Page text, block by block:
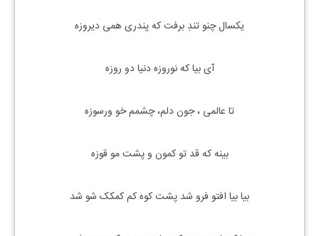
یکسال چنو تندِ برفت که پندری همی دیروزه
آی بیا که نوروزه دنیا دو روزه
تا عالمی ، جون دلم، چشمم خو ورسوزه
بینه که قد تو کمون و پشت مو قوزه
بیا بیا افتو فرو شد پشت کوه کم کمکک شو شد